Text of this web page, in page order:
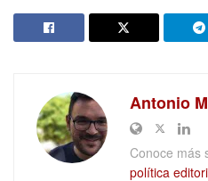
Antonio
Conoce más
política